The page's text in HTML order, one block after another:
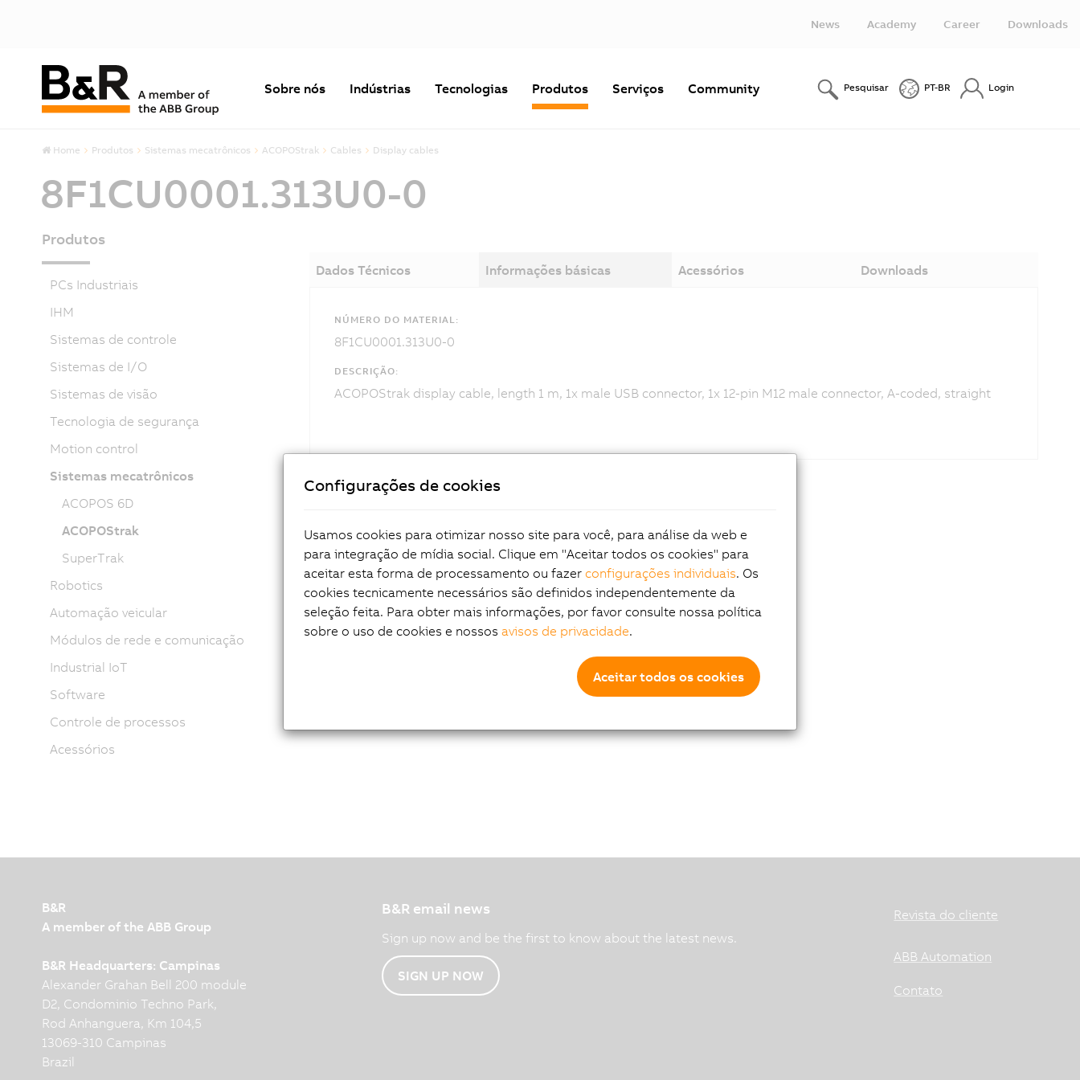
News Academy Career Downloads
Sobre nós Indústrias Tecnologias Produtos Serviços Community Pesquisar PT-BR Login
Home Produtos Sistemas mecatrônicos ACOPOStrak Cables Display cables
8F1CU0001.313U0-0
Dados Técnicos Informações básicas Acessórios Downloads
NÚMERO DO MATERIAL:
8F1CU0001.313U0-0
DESCRIÇÃO:
ACOPOStrak display cable, length 1 m, 1x male USB connector, 1x 12-pin M12 male connector, A-coded, straight
Produtos
PCs Industriais
IHM
Sistemas de controle
Sistemas de I/O
Sistemas de visão
Tecnologia de segurança
Motion control
Sistemas mecatrônicos
ACOPOS 6D
ACOPOStrak
SuperTrak
Robotics
Automação veicular
Módulos de rede e comunicação
Industrial IoT
Software
Controle de processos
Acessórios
B&R
A member of the ABB Group
B&R Headquarters: Campinas
Alexander Grahan Bell 200 module
D2, Condominio Techno Park,
Rod Anhanguera, Km 104,5
13069-310 Campinas
Brazil
B&R email news
Sign up now and be the first to know about the latest news.
SIGN UP NOW
Revista do cliente
ABB Automation
Contato
Configurações de cookies
Usamos cookies para otimizar nosso site para você, para análise da web e
para integração de mídia social. Clique em "Aceitar todos os cookies" para
aceitar esta forma de processamento ou fazer configurações individuais. Os
cookies tecnicamente necessários são definidos independentemente da
seleção feita. Para obter mais informações, por favor consulte nossa política
sobre o uso de cookies e nossos avisos de privacidade.
Aceitar todos os cookies